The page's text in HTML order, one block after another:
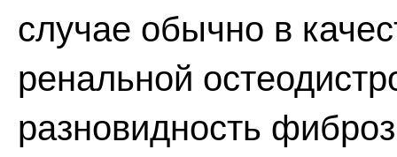
случае обычно в
ренальной
разновидность